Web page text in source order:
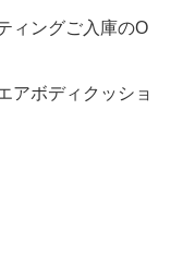
ィングご入庫のO
アボディクッショ